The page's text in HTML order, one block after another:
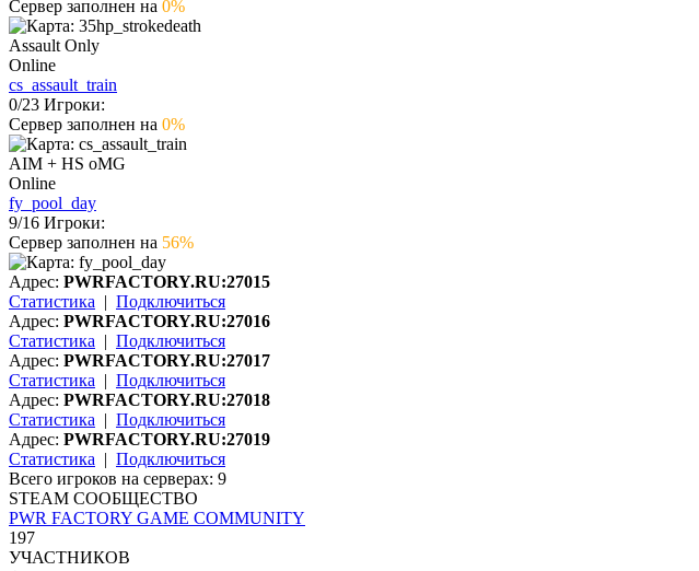
Сервер заполнен на 0%
Assault Only
Online
cs_assault_train
0/23 Игроки:
Сервер заполнен на 0%
AIM + HS oMG
Online
fy_pool_day
9/16 Игроки:
Сервер заполнен на 56%
Адрес: PWRFACTORY.RU:27015
Статистика | Подключиться
Адрес: PWRFACTORY.RU:27016
Статистика | Подключиться
Адрес: PWRFACTORY.RU:27017
Статистика | Подключиться
Адрес: PWRFACTORY.RU:27018
Статистика | Подключиться
Адрес: PWRFACTORY.RU:27019
Статистика | Подключиться
Всего игроков на серверах: 9
STEAM СООБЩЕСТВО
PWR FACTORY GAME COMMUNITY
197
УЧАСТНИКОВ